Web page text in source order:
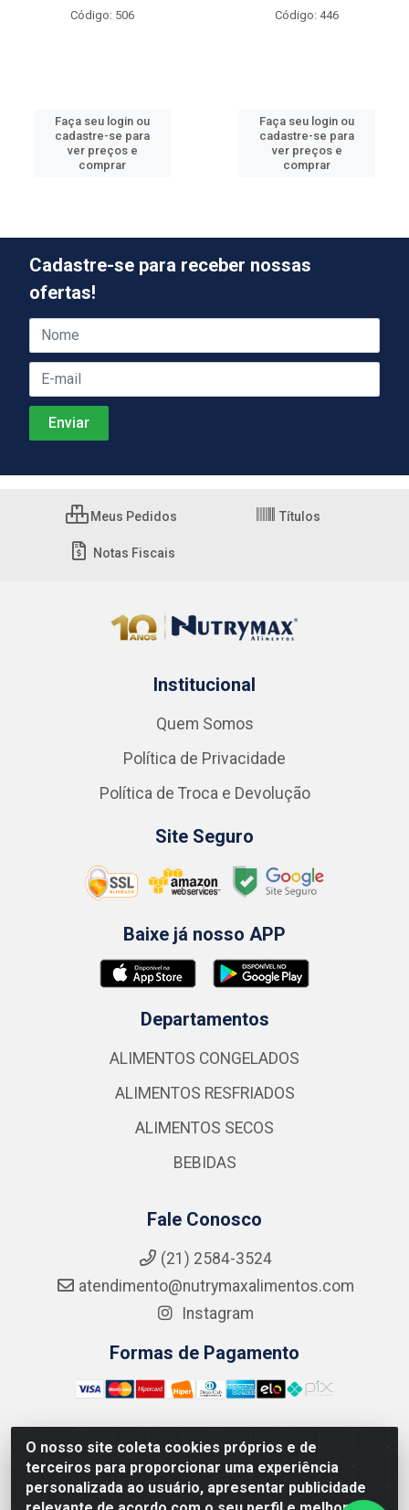
Código: 506
Faça seu login ou
cadastre-se para
ver preços e
comprar
Código: 446
Faça seu login ou
cadastre-se para
ver preços e
comprar
O nosso site coleta cookies próprios e de
terceiros para proporcionar uma experiência
personalizada ao usuário, apresentar publicidade
Cadastre-se para receber nossas
ofertas!
Meus Pedidos Títulos
Notas Fiscais
Institucional
Quem Somos
Política de Privacidade
Política de Troca e Devolução
Site Seguro
Baixe já nosso APP
Departamentos
ALIMENTOS CONGELADOS
ALIMENTOS RESFRIADOS
ALIMENTOS SECOS
BEBIDAS
Fale Conosco
(21) 2584-3524
atendimento@nutrymaxalimentos.com
Instagram
Formas de Pagamento
NUTRY MAX COMÉRCIO DE PRODUTOS ALIMENTICIOS
LTDA - RUA DO FEIJÃO, 721 PENHA CIRCULAR/RJ -
CNPJ: 15.796.122/0001-03